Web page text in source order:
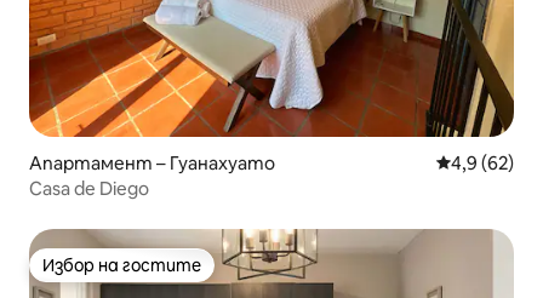
Апартамент – Гуанахуато Средна
4,9 (62)
Casa de Diego
Избор на гостите
Избор на гостите